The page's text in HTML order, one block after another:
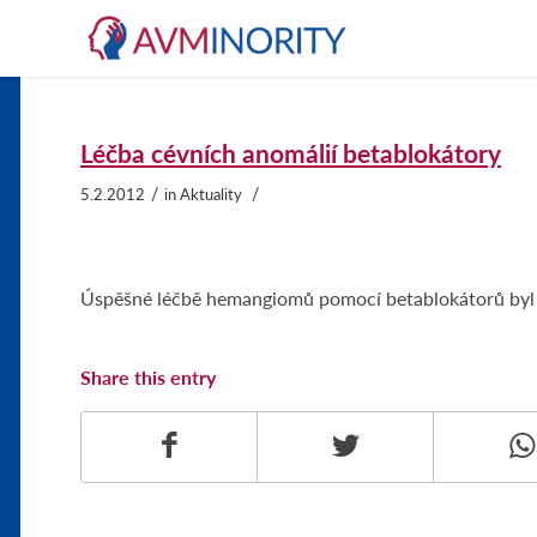
Léčba cévních anomálií betablokátory
5.2.2012 / inAktuality /
Úspěšné léčbě hemangiomů pomocí betablokátorů
Share this entry